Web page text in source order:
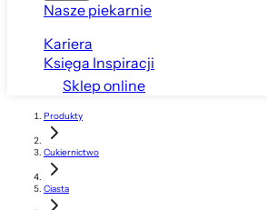
Nasze piekarnie
Kariera
Księga Inspiracji
Sklep online
Produkty
Cukiernictwo
Ciasta